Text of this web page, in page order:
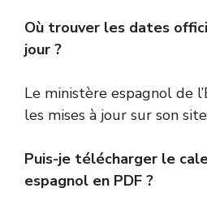
Où trouver les dates
jour ?
Le ministère espagnol de
les mises à jour sur son
Puis-je télécharger le
espagnol en PDF ?